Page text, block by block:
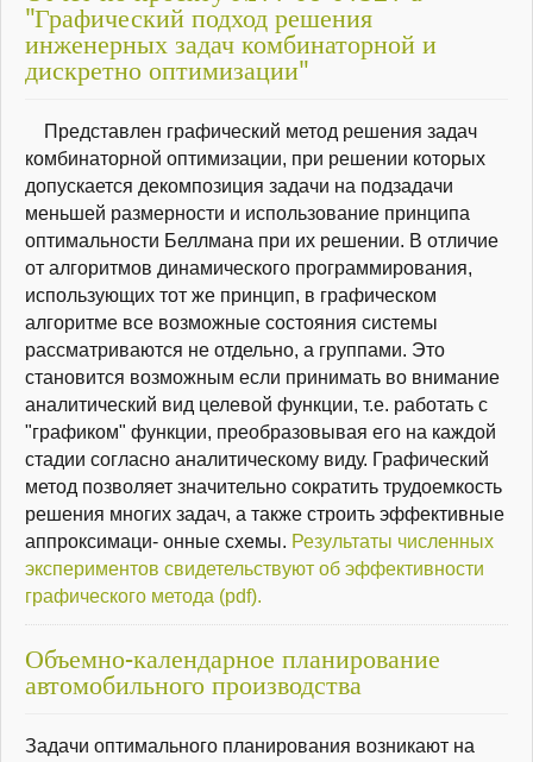
"Графический подход решения
инженерных задач комбинаторной и
дискретно оптимизации"
Представлен графический метод решения задач
комбинаторной оптимизации, при решении которых
допускается декомпозиция задачи на подзадачи
меньшей размерности и использование принципа
оптимальности Беллмана при их решении. В отличие
от алгоритмов динамического программирования,
использующих тот же принцип, в графическом
алгоритме все возможные состояния системы
рассматриваются не отдельно, а группами. Это
становится возможным если принимать во внимание
аналитический вид целевой функции, т.е. работать с
"графиком" функции, преобразовывая его на каждой
стадии согласно аналитическому виду. Графический
метод позволяет значительно сократить трудоемкость
решения многих задач, а также строить эффективные
аппроксимаци- онные схемы. Результаты численных
экспериментов свидетельствуют об эффективности
графического метода (pdf).
Объемно-календарное планирование
автомобильного производства
Задачи оптимального планирования возникают на